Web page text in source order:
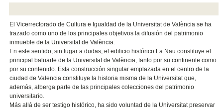
El Vicerrectorado de Cultura e Igualdad de la Universitat de València se ha
trazado como uno de los principales objetivos la difusión del patrimonio
inmueble de la Universitat de València.
En este sentido, sin lugar a dudas, el edificio histórico La Nau constituye el
principal baluarte de la Universitat de València, tanto por su continente como
por su contenido. Esta construcción singular emplazada en el centro de la
ciudad de Valencia constituye la historia misma de la Universitat que,
además, alberga parte de las principales colecciones del patrimonio
universitario.
Más allá de ser testigo histórico, ha sido voluntad de la Universitat preservar